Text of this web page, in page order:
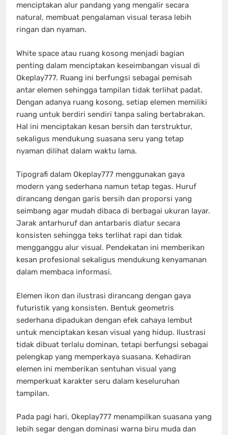
menciptakan alur pandang yang mengalir secara
natural, membuat pengalaman visual terasa lebih
ringan dan nyaman.
White space atau ruang kosong menjadi bagian
penting dalam menciptakan keseimbangan visual di
Okeplay777. Ruang ini berfungsi sebagai pemisah
antar elemen sehingga tampilan tidak terlihat padat.
Dengan adanya ruang kosong, setiap elemen memiliki
ruang untuk berdiri sendiri tanpa saling bertabrakan.
Hal ini menciptakan kesan bersih dan terstruktur,
sekaligus mendukung suasana seru yang tetap
nyaman dilihat dalam waktu lama.
Tipografi dalam Okeplay777 menggunakan gaya
modern yang sederhana namun tetap tegas. Huruf
dirancang dengan garis bersih dan proporsi yang
seimbang agar mudah dibaca di berbagai ukuran layar.
Jarak antarhuruf dan antarbaris diatur secara
konsisten sehingga teks terlihat rapi dan tidak
mengganggu alur visual. Pendekatan ini memberikan
kesan profesional sekaligus mendukung kenyamanan
dalam membaca informasi.
Elemen ikon dan ilustrasi dirancang dengan gaya
futuristik yang konsisten. Bentuk geometris
sederhana dipadukan dengan efek cahaya lembut
untuk menciptakan kesan visual yang hidup. Ilustrasi
tidak dibuat terlalu dominan, tetapi berfungsi sebagai
pelengkap yang memperkaya suasana. Kehadiran
elemen ini memberikan sentuhan visual yang
memperkuat karakter seru dalam keseluruhan
tampilan.
Pada pagi hari, Okeplay777 menampilkan suasana yang
lebih segar dengan dominasi warna biru muda dan